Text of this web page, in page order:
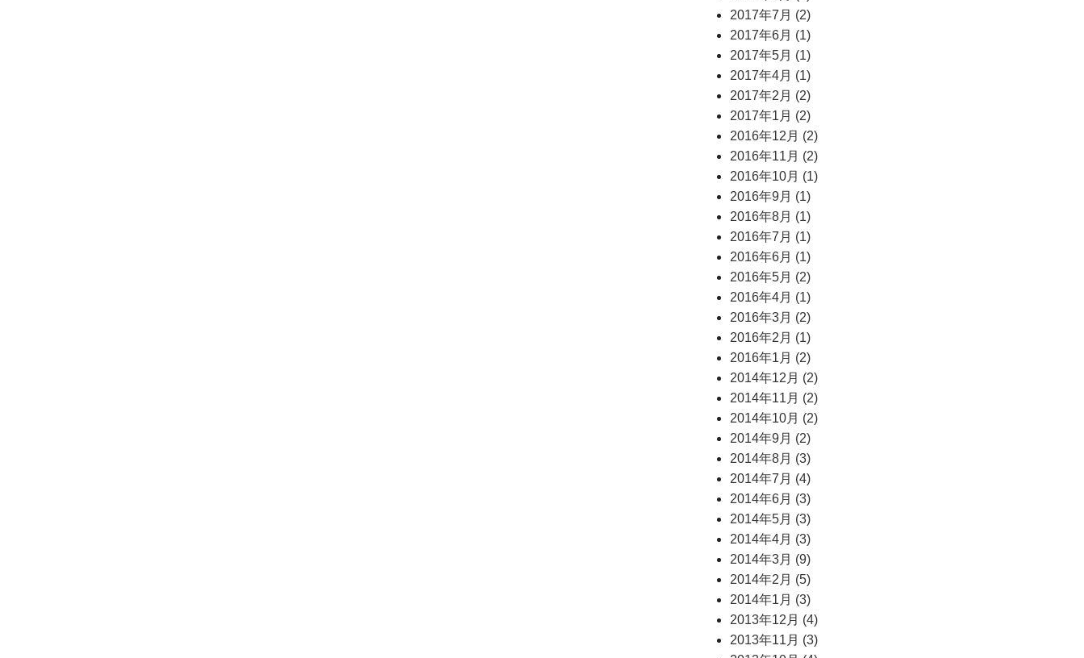
2017年7月 (2)
2017年6月 (1)
2017年5月 (1)
2017年4月 (1)
2017年2月 (2)
2017年1月 (2)
2016年12月 (2)
2016年11月 (2)
2016年10月 (1)
2016年9月 (1)
2016年8月 (1)
2016年7月 (1)
2016年6月 (1)
2016年5月 (2)
2016年4月 (1)
2016年3月 (2)
2016年2月 (1)
2016年1月 (2)
2014年12月 (2)
2014年11月 (2)
2014年10月 (2)
2014年9月 (2)
2014年8月 (3)
2014年7月 (4)
2014年6月 (3)
2014年5月 (3)
2014年4月 (3)
2014年3月 (9)
2014年2月 (5)
2014年1月 (3)
2013年12月 (4)
2013年11月 (3)